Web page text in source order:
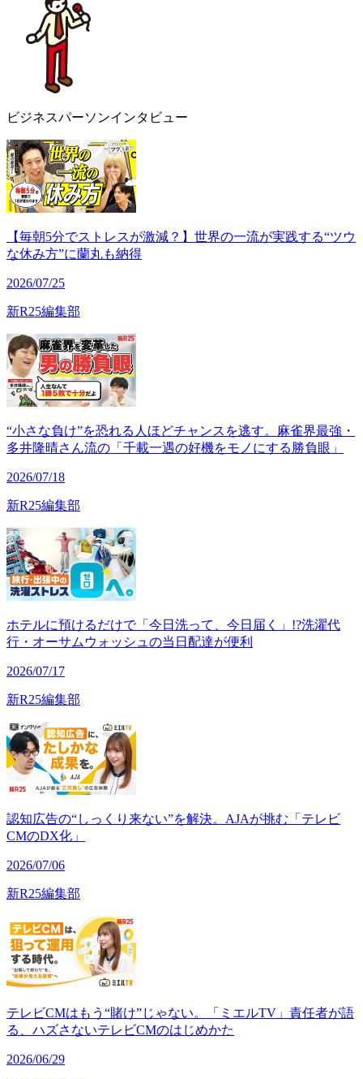
ビジネスパーソンインタビュー
【毎朝5分でストレスが激減？】世界の一流が実践する“ツウ
な休み方”に蘭丸も納得
2026/07/25
新R25編集部
“小さな負け”を恐れる人ほどチャンスを逃す。麻雀界最強・
多井隆晴さん流の「千載一遇の好機をモノにする勝負眼」
2026/07/18
新R25編集部
ホテルに預けるだけで「今日洗って、今日届く」!?洗濯代
行・オーサムウォッシュの当日配達が便利
2026/07/17
新R25編集部
認知広告の“しっくり来ない”を解決。AJAが挑む「テレビ
CMのDX化」
2026/07/06
新R25編集部
テレビCMはもう“賭け”じゃない。「ミエルTV」責任者が語
る、ハズさないテレビCMのはじめかた
2026/06/29